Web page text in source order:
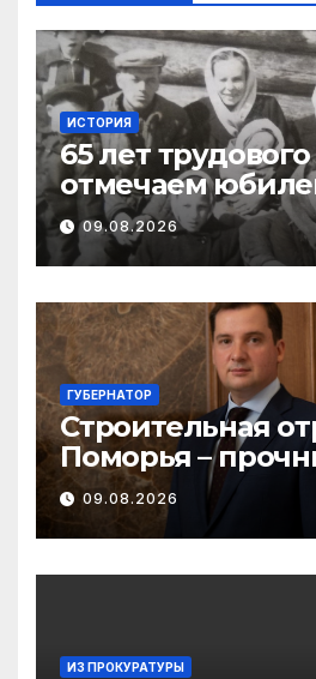
ИСТОРИЯ
65 лет
отмечаем
Важский в
округе
09.08.2026
ГУБЕРНАТОР
Строительная
Поморья –
фундамент
региона
09.08.2026
ИЗ ПРОКУРАТУРЫ